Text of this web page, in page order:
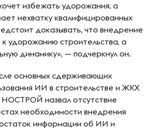
избежать удорожания, а
нехватку квалифицированных
доказывать, что внедрение
удорожанию строительства, а
динамику», — подчеркнул он.
основных сдерживающих
ИИ в строительстве и ЖКХ
назвал отсутствие
необходимости внедрения
информации об ИИ и